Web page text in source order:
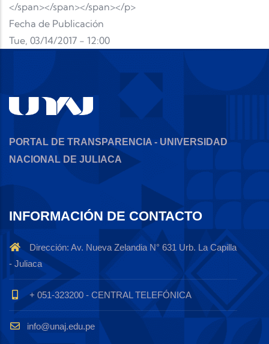
</span></span></span></p>
Fecha de Publicación
Tue, 03/14/2017 - 12:00
PORTAL DE TRANSPARENCIA - UNIVERSIDAD
NACIONAL DE JULIACA
INFORMACIÓN DE CONTACTO
Dirección: Av. Nueva Zelandia N° 631 Urb. La Capilla
- Juliaca
+ 051-323200 - CENTRAL TELEFÓNICA
info@unaj.edu.pe